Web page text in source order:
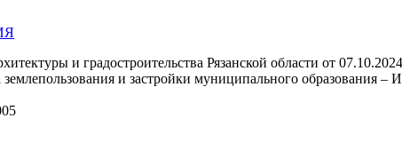
и градостроительства Рязанской области от
и застройки муниципального образования –